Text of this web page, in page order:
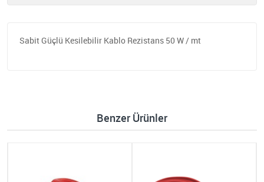
Sabit Güçlü Kesilebilir Kablo Rezistans 50 W / mt
Benzer Ürünler